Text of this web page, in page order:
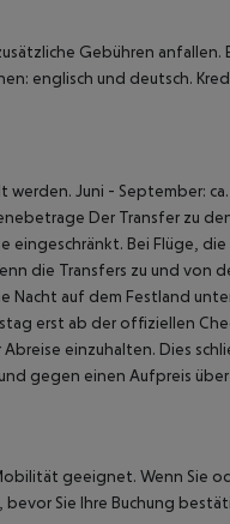
Gebühren
englisch und deutsch.
Juni - September:
Der Transfer zu
Bei Flüge, die
die Transfers zu und von
auf dem Festland
erst ab der offiziellen
einzuhalten. Dies
gegen einen Aufpreis über
geeignet. Wenn Sie
bevor Sie Ihre Buchung